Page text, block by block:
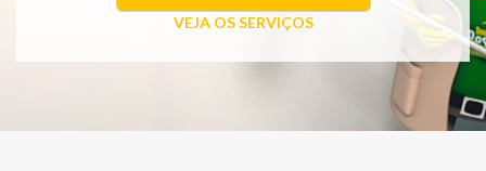
VEJA OS SERVIÇOS